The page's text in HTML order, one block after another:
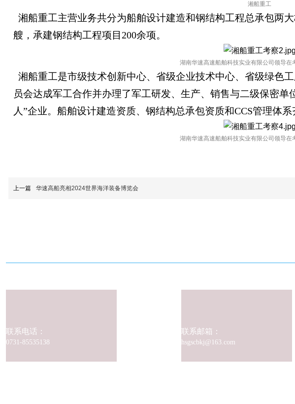
湘船重工
湘船重工主营业务共分为船舶设计建造和钢结构工程总承包两
艘，承建钢结构工程项目200余项。
湖南华速高速船舶科技实业有限公司 领导在
湘船重工是市级技术创新中心、省级企业技术中心、省级绿色
员会达成军工合作并办理了军工研发、生产、销售与二级保密
人”企业。船舶设计建造资质、钢结构总承包资质和CCS管理体系
湖南华速高速船舶科技实业有限公司 领导在
上一篇 华速高船亮相2024世界海洋装备博览会
联系电话：
0731-85535138
联系邮箱：
hsgscbkj@163.com